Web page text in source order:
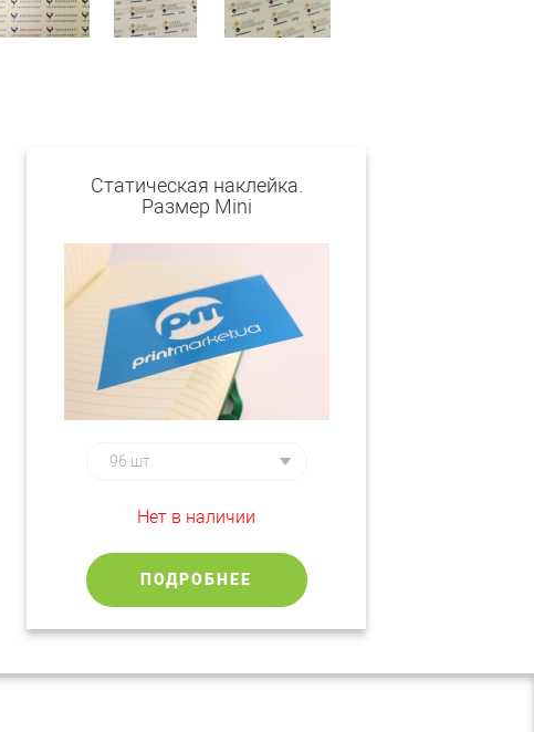
Статическая наклейка.
Размер Mini
Нет в наличии
ПОДРОБНЕЕ